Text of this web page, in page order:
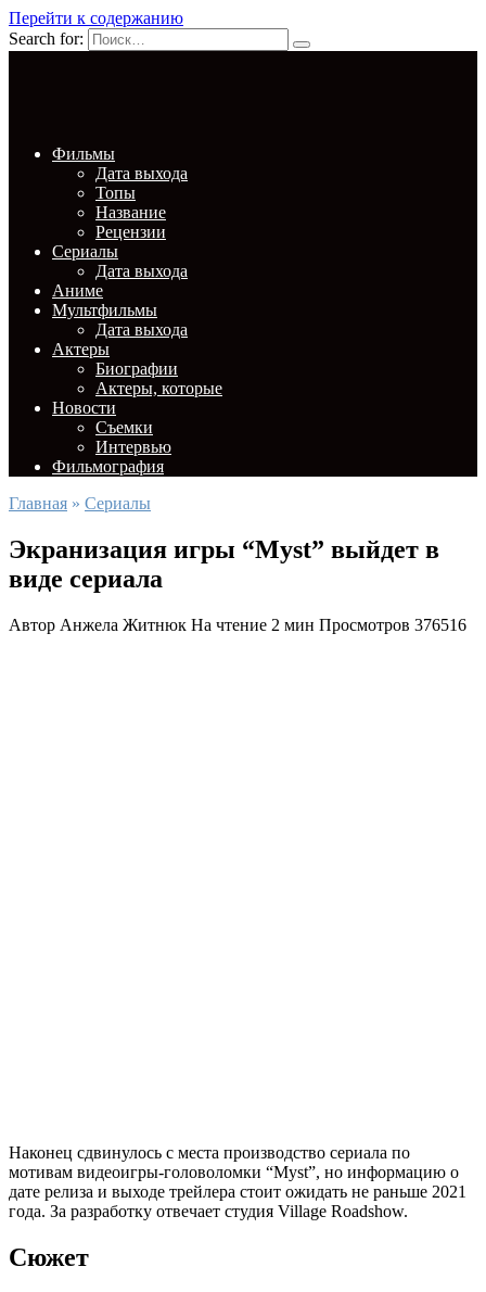
Перейти к содержанию
Search for:
Фильмы
Дата выхода
Топы
Название
Рецензии
Сериалы
Дата выхода
Аниме
Мультфильмы
Дата выхода
Актеры
Биографии
Актеры, которые
Новости
Съемки
Интервью
Фильмография
Главная » Сериалы
Экранизация игры “Myst” выйдет в
виде сериала
Автор Анжела Житнюк На чтение 2 мин Просмотров 376516
Наконец сдвинулось с места производство сериала по
мотивам видеоигры-головоломки “Myst”, но информацию о
дате релиза и выходе трейлера стоит ожидать не раньше 2021
года. За разработку отвечает студия Village Roadshow.
Сюжет